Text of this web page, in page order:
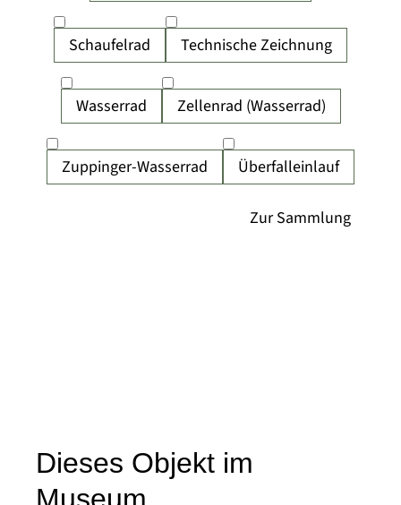
Schaufelrad Technische Zeichnung
Wasserrad Zellenrad (Wasserrad)
Zuppinger-Wasserrad Überfalleinlauf
Dieses Objekt im